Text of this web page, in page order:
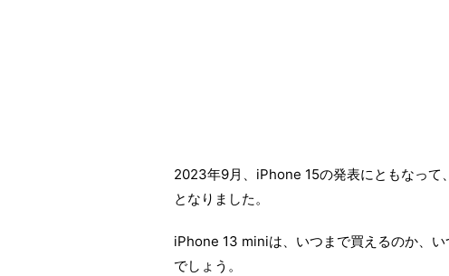
2023年9月、iPhone 15の発表にともなっ
となりました。
iPhone 13 miniは、いつまで買えるのか、
でしょう。